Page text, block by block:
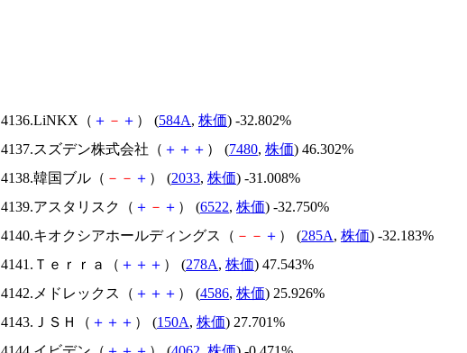
4136.LiNKX（ ＋ － ＋ ） (584A, 株価) -32.802%
4137.スズデン株式会社（ ＋ ＋ ＋ ） (7480, 株価) 46.302%
4138.韓国ブル（ － － ＋ ） (2033, 株価) -31.008%
4139.アスタリスク（ ＋ － ＋ ） (6522, 株価) -32.750%
4140.キオクシアホールディングス（ － － ＋ ） (285A, 株価) -32.183%
4141.Ｔｅｒｒａ（ ＋ ＋ ＋ ） (278A, 株価) 47.543%
4142.メドレックス（ ＋ ＋ ＋ ） (4586, 株価) 25.926%
4143.ＪＳＨ（ ＋ ＋ ＋ ） (150A, 株価) 27.701%